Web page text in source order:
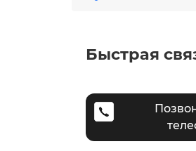
Быстрая